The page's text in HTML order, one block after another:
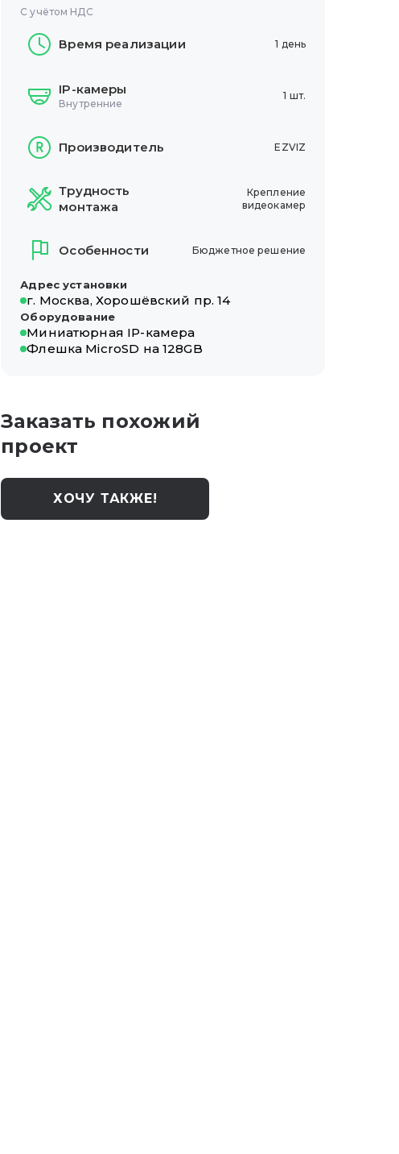
С учётом НДС
Время реализации 1 день
IP-камеры
Внутренние
1 шт.
Производитель EZVIZ
Трудность
монтажа
Крепление
видеокамер
Особенности Бюджетное решение
Адрес установки
г. Москва, Хорошёвский пр. 14
Оборудование
Миниатюрная IP-камера
Флешка MicroSD на 128GB
Заказать похожий
проект
ХОЧУ ТАКЖЕ!